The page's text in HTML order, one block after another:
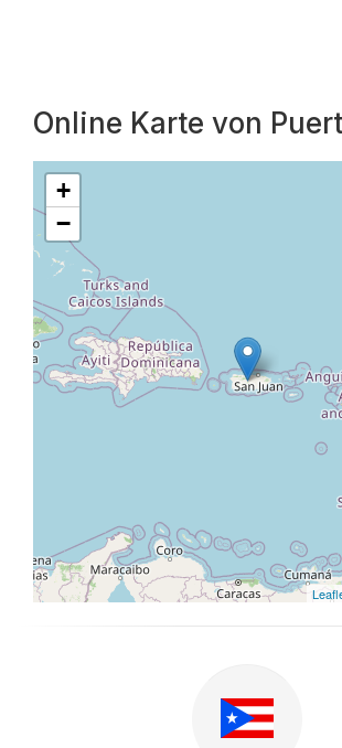
Online Karte von
+
−